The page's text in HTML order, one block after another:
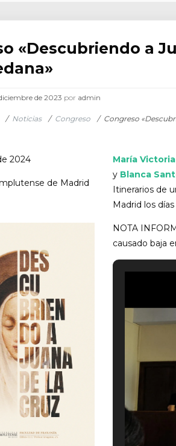
«Descubriendo a
de 2023 por admin
/ Noticias / Congreso / Congreso
2024
de Madrid
María
y Blanca
Itinerarios de
Madrid los
NOTA
causado baja